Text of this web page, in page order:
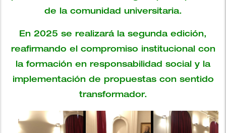
de la comunidad universitaria.
En 2025 se realizará la segunda edición,
reafirmando el compromiso institucional con
la formación en responsabilidad social y la
implementación de propuestas con sentido
transformador.